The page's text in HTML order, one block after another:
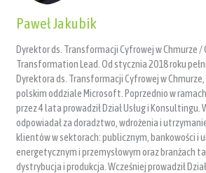
Paweł Jakubik
Dyrektor ds. Transformacji Cyfrowej w Chmurze /
Transformation Lead. Od stycznia 2018 roku
Dyrektora ds. Transformacji Cyfrowej w Chmurze,
polskim oddziale Microsoft. Poprzednio w
przez 4 lata prowadził Dział Usług i Konsultingu.
odpowiadał za doradztwo, wdrożenia i
klientów w sektorach: publicznym, bankowości i
energetycznym i przemysłowym oraz branżach
dystrybucja i produkcja. Wcześniej prowadził